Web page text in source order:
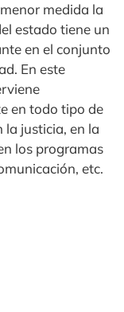
medida la
estado tiene un
en el conjunto
En este
en todo tipo de
la justicia, en la
los programas
etc.